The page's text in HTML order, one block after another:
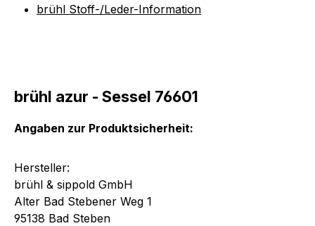
brühl Stoff-/Leder-Information
brühl azur - Sessel 76601
Angaben zur Produktsicherheit:
Hersteller:
brühl & sippold GmbH
Alter Bad Stebener Weg 1
95138 Bad Steben